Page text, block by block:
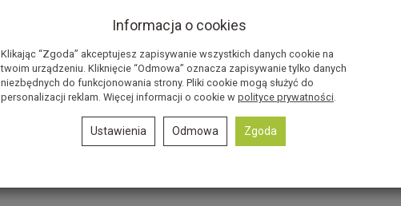
wybór dla stromych jaskiniowych przejść.
szczególnie w mokrych warunkach.
na szczycie i dnie, zaopatrzona w 4 mailony.
maksimum bezpieczeństwa dla uczestników
Informacja o cookies
Klikając “Zgoda” akceptujesz zapisywanie wszystkich danych cookie na
twoim urządzeniu. Kliknięcie “Odmowa” oznacza zapisywanie tylko danych
niezbędnych do funkcjonowania strony. Pliki cookie mogą służyć do
personalizacji reklam. Więcej informacji o cookie w polityce prywatności.
Ustawienia Odmowa Zgoda